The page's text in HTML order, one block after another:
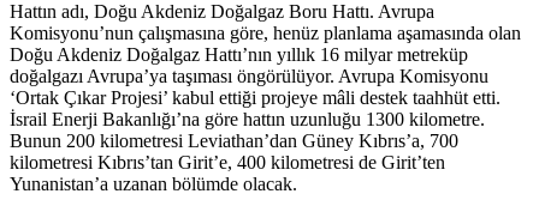
Hattın adı, Doğu Akdeniz Doğalgaz Boru Hattı. Avrupa
Komisyonu’nun çalışmasına göre, henüz planlama aşamasında olan
Doğu Akdeniz Doğalgaz Hattı’nın yıllık 16 milyar metreküp
doğalgazı Avrupa’ya taşıması öngörülüyor. Avrupa Komisyonu
‘Ortak Çıkar Projesi’ kabul ettiği projeye mâli destek taahhüt etti.
İsrail Enerji Bakanlığı’na göre hattın uzunluğu 1300 kilometre.
Bunun 200 kilometresi Leviathan’dan Güney Kıbrıs’a, 700
kilometresi Kıbrıs’tan Girit’e, 400 kilometresi de Girit’ten
Yunanistan’a uzanan bölümde olacak.